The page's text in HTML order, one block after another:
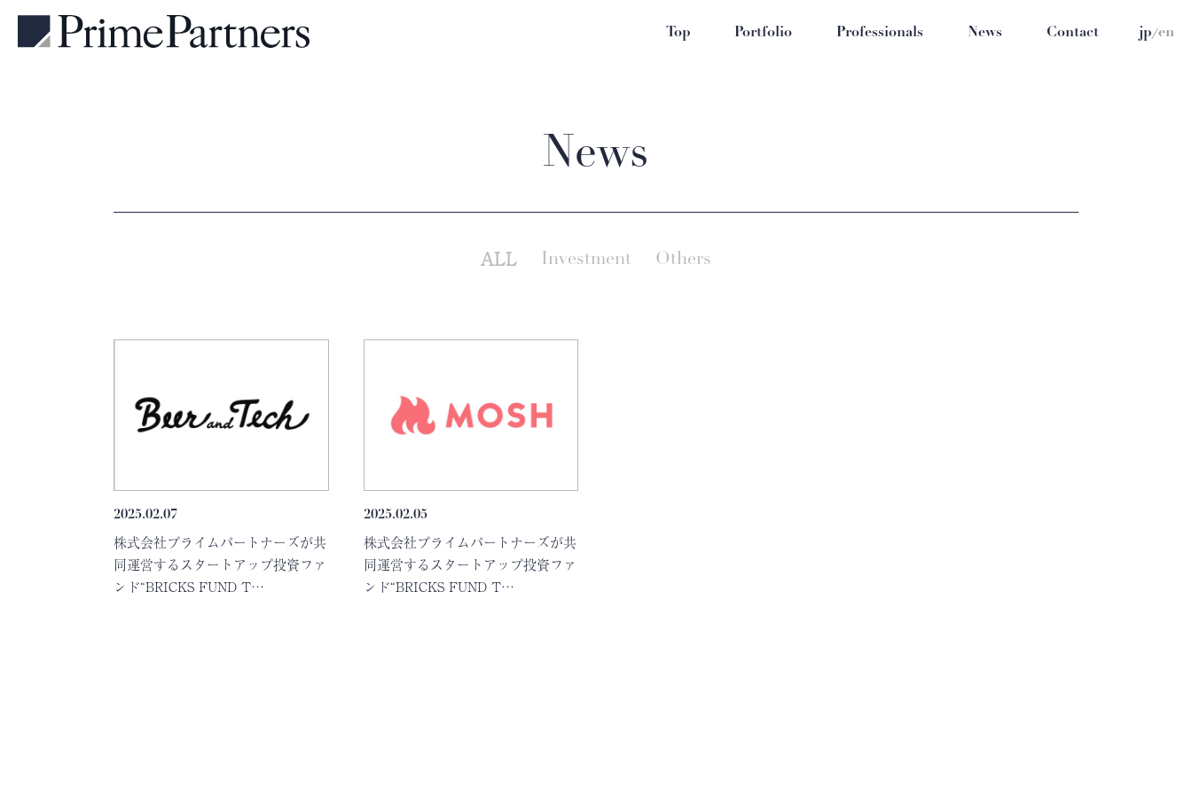
Top Portfolio Professionals News Contact jp/en
News
ALL Investment Others
2025.02.07
株式会社プライムパートナーズが共
同運営するスタートアップ投資ファ
ンド“BRICKS FUND T…
2025.02.05
株式会社プライムパートナーズが共
同運営するスタートアップ投資ファ
ンド“BRICKS FUND T…